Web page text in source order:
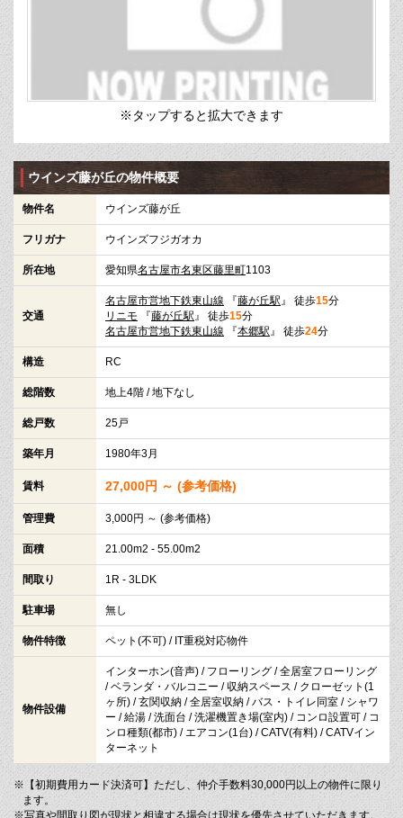
※タップすると拡大できます
ウインズ藤が丘の物件概要
物件名 ウインズ藤が丘
フリガナ ウインズフジガオカ
所在地 愛知県名古屋市名東区藤里町1103
交通
名古屋市営地下鉄東山線 『藤が丘駅 』 徒歩15分
リニモ 『藤が丘駅 』 徒歩15分
名古屋市営地下鉄東山線 『本郷駅 』 徒歩24分
構造 RC
総階数 地上4階 / 地下なし
総戸数 25戸
築年月 1980年3月
賃料 27,000円 ～ (参考価格)
管理費 3,000円 ～ (参考価格)
面積 21.00m2 - 55.00m2
間取り 1R - 3LDK
駐車場 無し
物件特徴 ペット(不可) / IT重税対応物件
物件設備
インターホン(音声) / フローリング / 全居室フローリング
/ ベランダ・バルコニー / 収納スペース / クローゼット(1
ヶ所) / 玄関収納 / 全居室収納 / バス・トイレ同室 / シャワ
ー / 給湯 / 洗面台 / 洗濯機置き場(室内) / コンロ設置可 / コ
ンロ種類(都市) / エアコン(1台) / CATV(有料) / CATVイン
ターネット
※【初期費用カード決済可】ただし、仲介手数料30,000円以上の物件に限り
ます。
※写真や間取り図が現状と相違する場合は現状を優先させていただきます。